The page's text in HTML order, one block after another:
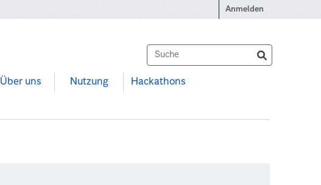
Anmelden
Über uns Nutzung Hackathons